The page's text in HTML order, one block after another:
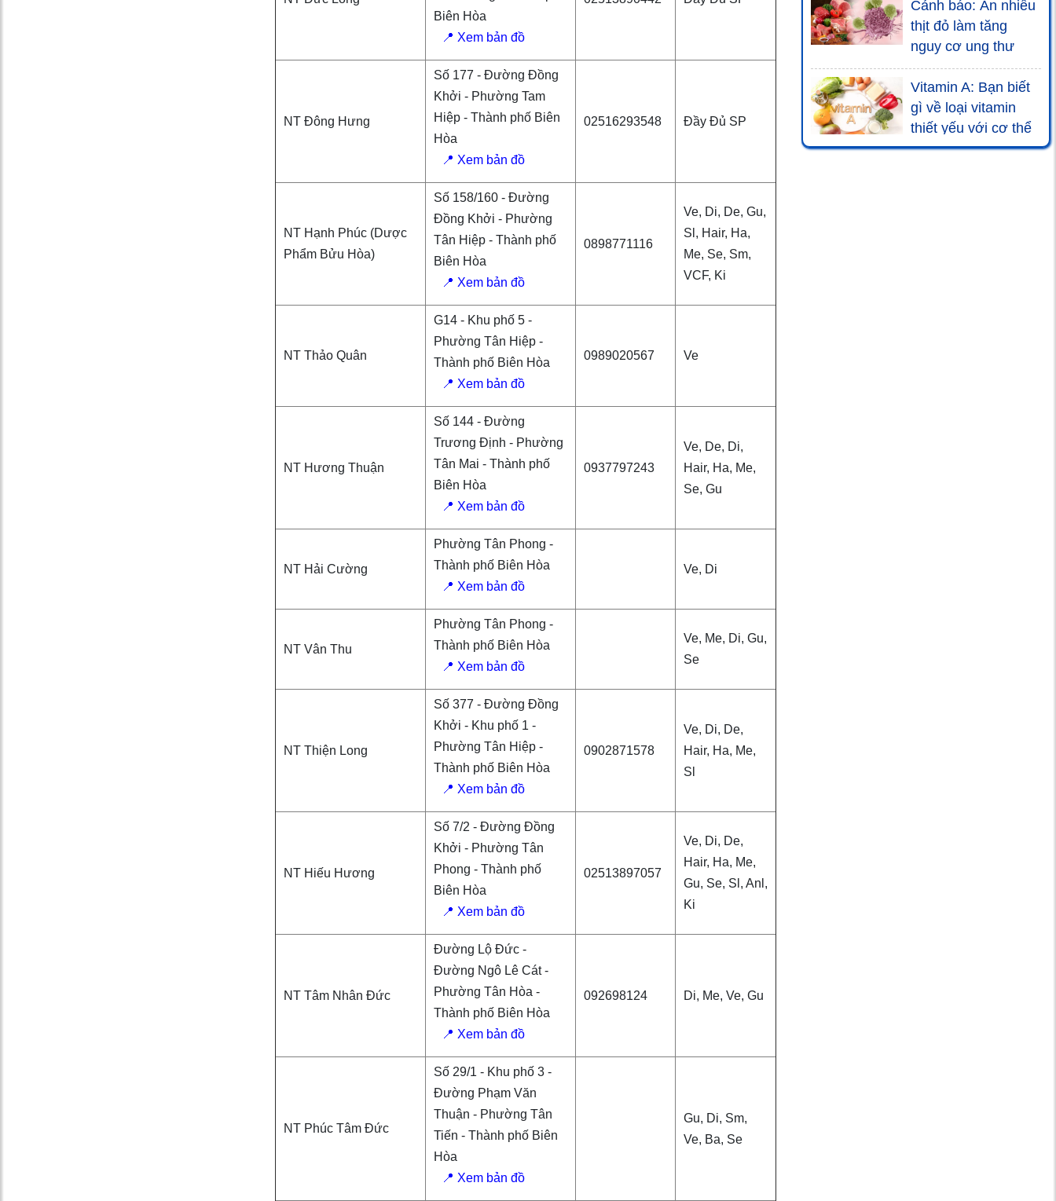
Biên Hòa
📍 Xem bản đồ
NT Đông Hưng
Số 177 - Đường Đồng
Khởi - Phường Tam
Hiệp - Thành phố Biên
Hòa
📍 Xem bản đồ
02516293548 Đầy Đủ SP
NT Hạnh Phúc (Dược
Phẩm Bửu Hòa)
Số 158/160 - Đường
Đồng Khởi - Phường
Tân Hiệp - Thành phố
Biên Hòa
📍 Xem bản đồ
0898771116
Ve, Di, De, Gu,
Sl, Hair, Ha,
Me, Se, Sm,
VCF, Ki
NT Thảo Quân
G14 - Khu phố 5 -
Phường Tân Hiệp -
Thành phố Biên Hòa
📍 Xem bản đồ
0989020567 Ve
NT Hương Thuận
Số 144 - Đường
Trương Định - Phường
Tân Mai - Thành phố
Biên Hòa
📍 Xem bản đồ
0937797243
Ve, De, Di,
Hair, Ha, Me,
Se, Gu
NT Hải Cường
Phường Tân Phong -
Thành phố Biên Hòa
📍 Xem bản đồ
Ve, Di
NT Vân Thu
Phường Tân Phong -
Thành phố Biên Hòa
📍 Xem bản đồ
Ve, Me, Di, Gu,
Se
NT Thiện Long
Số 377 - Đường Đồng
Khởi - Khu phố 1 -
Phường Tân Hiệp -
Thành phố Biên Hòa
📍 Xem bản đồ
0902871578
Ve, Di, De,
Hair, Ha, Me,
Sl
NT Hiếu Hương
Số 7/2 - Đường Đồng
Khởi - Phường Tân
Phong - Thành phố
Biên Hòa
📍 Xem bản đồ
02513897057
Ve, Di, De,
Hair, Ha, Me,
Gu, Se, Sl, Anl,
Ki
NT Tâm Nhân Đức
Đường Lộ Đức -
Đường Ngô Lê Cát -
Phường Tân Hòa -
Thành phố Biên Hòa
📍 Xem bản đồ
092698124 Di, Me, Ve, Gu
NT Phúc Tâm Đức
Số 29/1 - Khu phố 3 -
Đường Phạm Văn
Thuận - Phường Tân
Tiến - Thành phố Biên
Hòa
📍 Xem bản đồ
Gu, Di, Sm,
Ve, Ba, Se
Cảnh báo: Ăn nhiều
thịt đỏ làm tăng
nguy cơ ung thư
Vitamin A: Bạn biết
gì về loại vitamin
thiết yếu với cơ thể
này?